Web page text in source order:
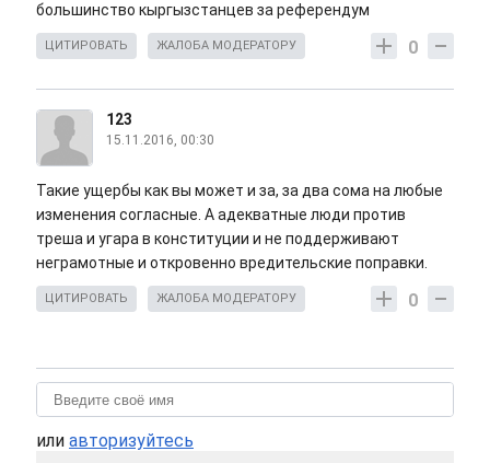
большинство кыргызстанцев за референдум
0
ЦИТИРОВАТЬ ЖАЛОБА МОДЕРАТОРУ
123
15.11.2016, 00:30
Такие ущербы как вы может и за, за два сома на любые
изменения согласные. А адекватные люди против
треша и угара в конституции и не поддерживают
неграмотные и откровенно вредительские поправки.
0
ЦИТИРОВАТЬ ЖАЛОБА МОДЕРАТОРУ
или авторизуйтесь